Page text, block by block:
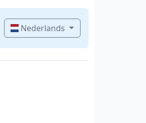
Nederlands